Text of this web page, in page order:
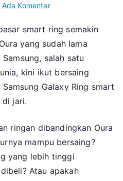
Komentarpada
Galaxy
Ring
VS
Oura
Ring:
Smart
yang
Lebih
Baik
smart ring semakin
yang sudah lama
salah satu
kini ikut bersaing
Galaxy Ring smart
di jari.
ringan dibandingkan Oura
mampu bersaing?
yang lebih tinggi
Atau apakah